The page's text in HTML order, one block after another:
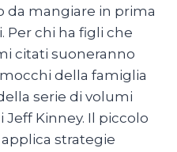
da mangiare in prima
Per chi ha figli che
citati suoneranno
della famiglia
serie di volumi
Jeff Kinney. Il piccolo
strategie